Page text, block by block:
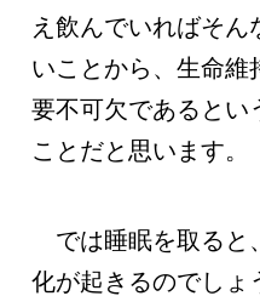
え飲んでいればそん
いことから、生命維
要不可欠であるとい
ことだと思います。
では睡眠を取ると
化が起きるのでし